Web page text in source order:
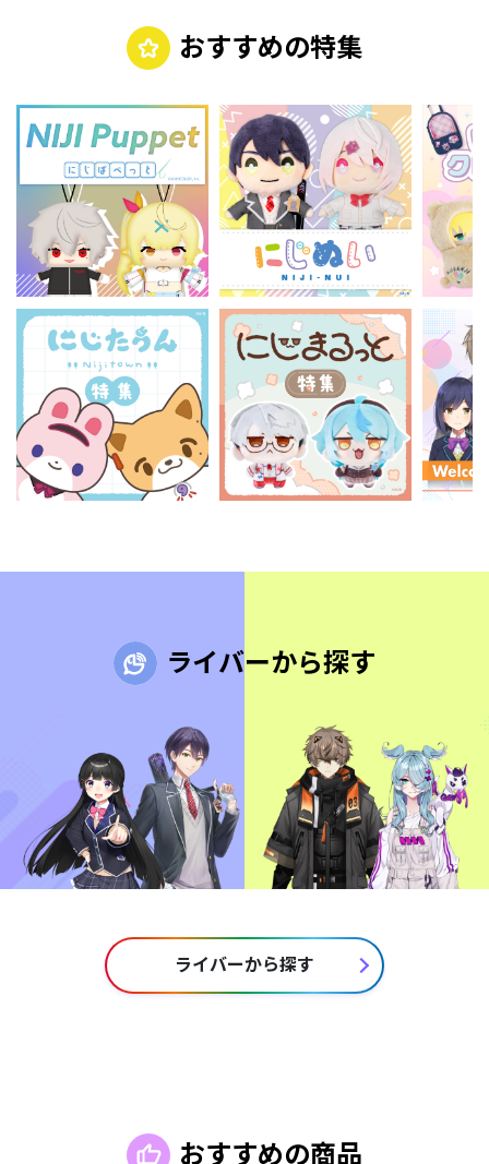
おすすめの特集
ライバーから探す
ライバーから探す
おすすめの商品